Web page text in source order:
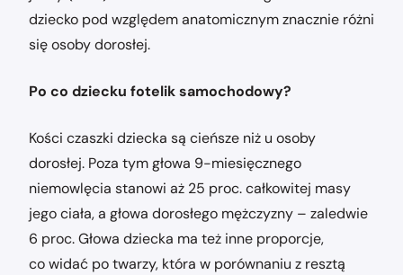
dziecko pod względem anatomicznym znacznie różni
się osoby dorosłej.
Po co dziecku fotelik samochodowy?
Kości czaszki dziecka są cieńsze niż u osoby
dorosłej. Poza tym głowa 9-miesięcznego
niemowlęcia stanowi aż 25 proc. całkowitej masy
jego ciała, a głowa dorosłego mężczyzny – zaledwie
6 proc. Głowa dziecka ma też inne proporcje,
co widać po twarzy, która w porównaniu z resztą